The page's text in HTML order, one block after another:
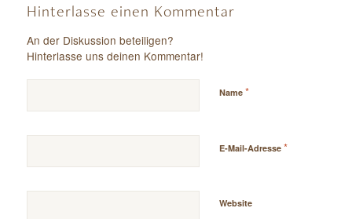
Hinterlasse einen Kommentar
An der Diskussion beteiligen?
Hinterlasse uns deinen Kommentar!
Name *
E-Mail-Adresse *
Website